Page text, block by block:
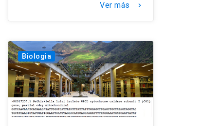
Ver más keyboard_arrow_right
Biologia